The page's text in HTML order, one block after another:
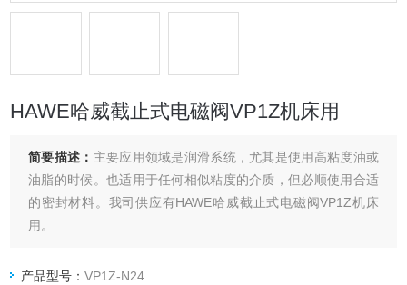
HAWE哈威截止式电磁阀VP1Z机床用
简要描述： 主要应用领域是润滑系统，尤其是使用高粘度油或
油脂的时候。也适用于任何相似粘度的介质，但必顺使用合适
的密封材料。我司供应有HAWE哈威截止式电磁阀VP1Z机床
用。
产品型号：VP1Z-N24